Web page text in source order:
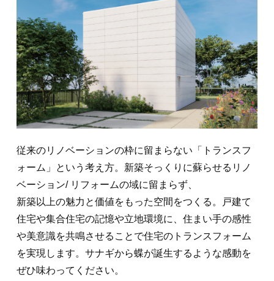
従来のリノベーションの枠に留まらない「トランスフ
ォーム」という考え方。新築そっくりに蘇らせるリノ
ベーション/ リフォームの域に留まらず、
新築以上の魅力と価値をもった空間をつくる。戸建て
住宅や集合住宅の記憶や立地環境に、住まい手の感性
や美意識を共鳴させることで住宅のトランスフォーム
を実現します。サナギから蝶が誕生するような感動を
ぜひ味わってください。